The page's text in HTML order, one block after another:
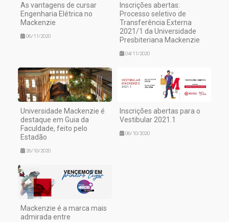
As vantagens de cursar
Engenharia Elétrica no
Mackenzie
06/11/2020
Inscrições abertas:
Processo seletivo de
Transferência Externa
2021/1 da Universidade
Presbiteriana Mackenzie
04/11/2020
Universidade Mackenzie é
destaque em Guia da
Faculdade, feito pelo
Estadão
26/10/2020
Inscrições abertas para o
Vestibular 2021.1
06/10/2020
Mackenzie é a marca mais
admirada entre